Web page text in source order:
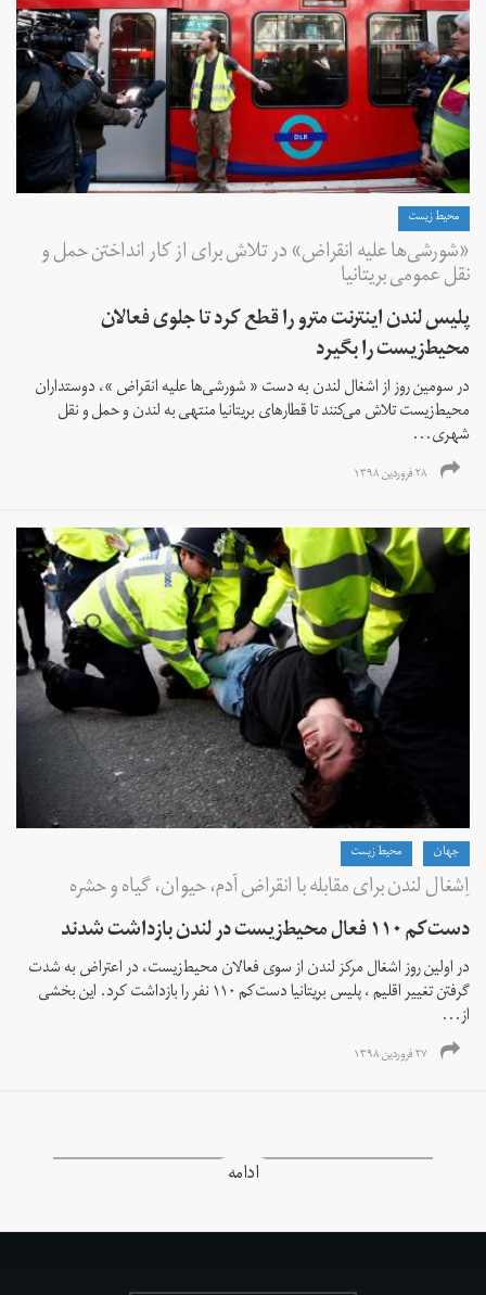
محیط زیست
«شورشی‌ها علیه انقراض» در تلاش برای از کار انداختن حمل و
نقل عمومی بریتانیا
پلیس لندن اینترنت مترو را قطع کرد تا جلوی فعالان
محیط‌زیست را بگیرد
در سومین روز از اشغال لندن به دست « شورشی‌ها علیه انقراض »، دوستداران
محیط‌زیست تلاش می‌کنند تا قطارهای بریتانیا منتهی به لندن و حمل و نقل
شهری...
۲۸ فروردین ۱۳۹۸
جهان محیط زیست
اِشغال لندن برای مقابله با انقراض آدم، حیوان، گیاه و حشره
دست‌کم ۱۱۰ فعال محیط‌زیست در لندن بازداشت شدند
در اولین روز اشغال مرکز لندن از سوی فعالان محیط‌زیست، در اعتراض به شدت
گرفتن تغییر اقلیم ، پلیس بریتانیا دست‌کم ۱۱۰ نفر را بازداشت کرد. این بخشی
از...
۲۷ فروردین ۱۳۹۸
ادامه